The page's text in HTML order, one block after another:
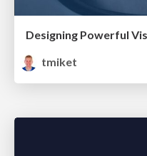
Designing Powerful
tmiket